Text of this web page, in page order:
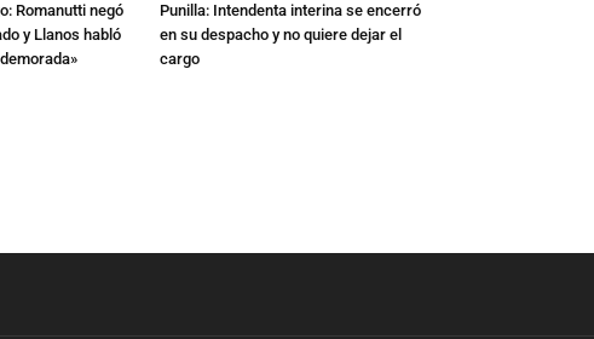
Romanutti negó
y Llanos habló
Punilla: Intendenta interina se encerró
en su despacho y no quiere dejar el
cargo